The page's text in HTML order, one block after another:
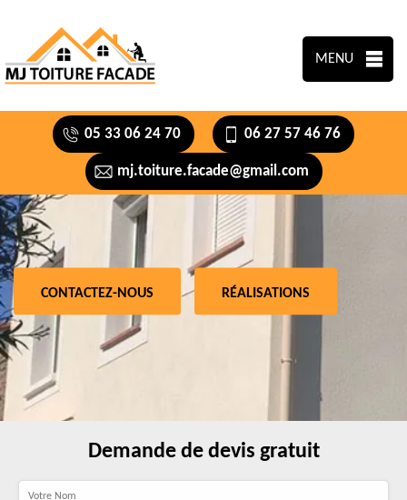
MENU
05 33 06 24 70 06 27 57 46 76
mj.toiture.facade@gmail.com
CONTACTEZ-NOUS RÉALISATIONS
Demande de devis gratuit